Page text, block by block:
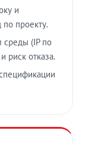
и
проекту.
среды (IP по
риск отказа.